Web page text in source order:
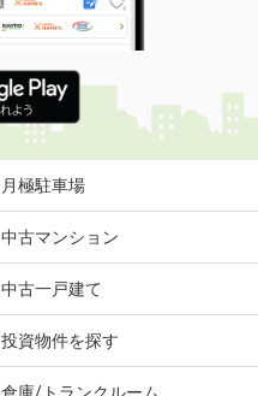
月極駐車場
中古マンション
中古一戸建て
投資物件を探す
倉庫/トランクルーム